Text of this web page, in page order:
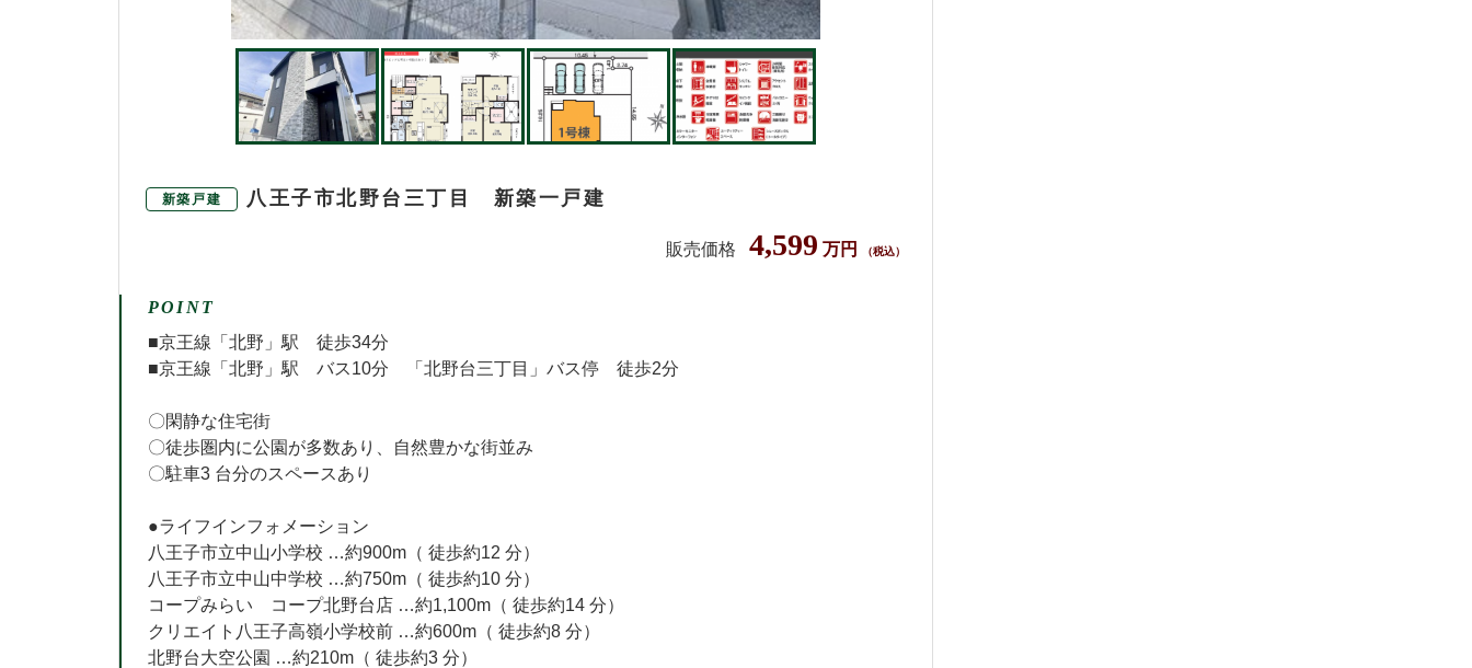
新築戸建 八王子市北野台三丁目 新築一戸建
販売価格 4,599 万円 （税込）
POINT
■京王線「北野」駅 徒歩34分
■京王線「北野」駅 バス10分 「北野台三丁目」バス停 徒歩2分
〇閑静な住宅街
〇徒歩圏内に公園が多数あり、自然豊かな街並み
〇駐車3 台分のスペースあり
●ライフインフォメーション
八王子市立中山小学校 …約900m（ 徒歩約12 分）
八王子市立中山中学校 …約750m（ 徒歩約10 分）
コープみらい コープ北野台店 …約1,100m（ 徒歩約14 分）
クリエイト八王子高嶺小学校前 …約600m（ 徒歩約8 分）
北野台大空公園 …約210m（ 徒歩約3 分）